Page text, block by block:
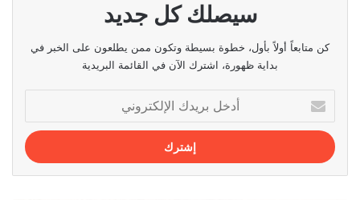
سيصلك كل جديد
كن متابعاً أولاً بأول، خطوة بسيطة وتكون ممن يطلعون على الخبر في
بداية ظهورة، اشترك الآن في القائمة البريدية
بريدك
الإلكتروني